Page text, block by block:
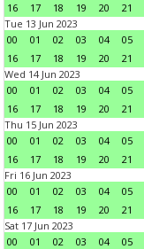
16
17 18 19 20 21
Tue 13 Jun 2023
00
01 02 03 04 05
16
17 18 19 20 21
Wed 14 Jun 2023
00
01 02 03 04 05
16
17 18 19 20 21
Thu 15 Jun 2023
00
01 02 03 04 05
16
17 18 19 20 21
Fri 16 Jun 2023
00
01 02 03 04 05
16
17 18 19 20 21
Sat 17 Jun 2023
00
01 02 03 04 05